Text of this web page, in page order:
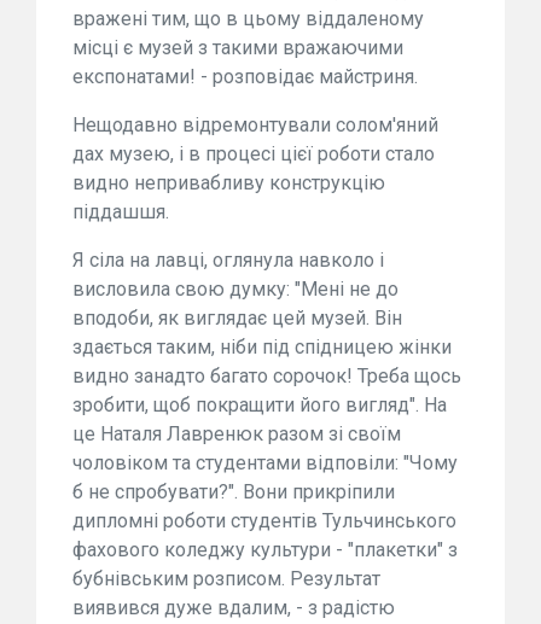
вражені тим, що в цьому віддаленому
місці є музей з такими вражаючими
експонатами! - розповідає майстриня.
Нещодавно відремонтували солом'яний
дах музею, і в процесі цієї роботи стало
видно непривабливу конструкцію
піддашшя.
Я сіла на лавці, оглянула навколо і
висловила свою думку: "Мені не до
вподоби, як виглядає цей музей. Він
здається таким, ніби під спідницею жінки
видно занадто багато сорочок! Треба щось
зробити, щоб покращити його вигляд". На
це Наталя Лавренюк разом зі своїм
чоловіком та студентами відповіли: "Чому
б не спробувати?". Вони прикріпили
дипломні роботи студентів Тульчинського
фахового коледжу культури - "плакетки" з
бубнівським розписом. Результат
виявився дуже вдалим, - з радістю